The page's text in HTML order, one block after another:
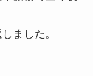
ました。